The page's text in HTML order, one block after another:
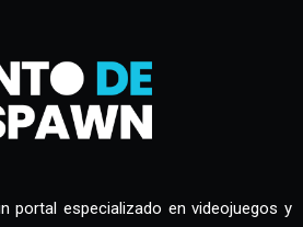
portal especializado en videojuegos y